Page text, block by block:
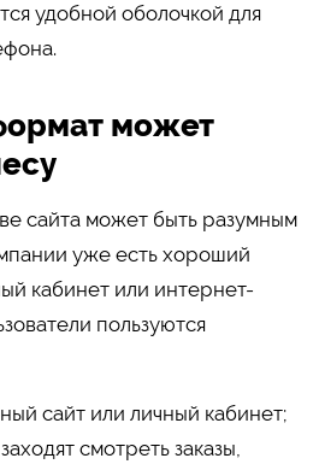
удобной оболочкой для
может
сайта может быть разумным
уже есть хороший
кабинет или интернет-
пользуются
сайт или личный кабинет;
смотреть заказы,